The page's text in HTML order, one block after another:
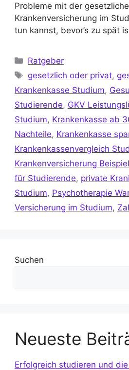
Probleme mit der
Krankenversicherung im
tun kannst, bevor’s zu spät
Ratgeber
gesetzlich oder privat,
Krankenkasse Studium,
Studierende, GKV
Studium, Krankenkasse ab
Nachteile, Krankenkasse
Krankenkassenvergleich
Krankenversicherung
für Studierende, private
Studium, Psychotherapie
Versicherung im Studium,
Suchen
Neueste
Erfolgreich studieren und